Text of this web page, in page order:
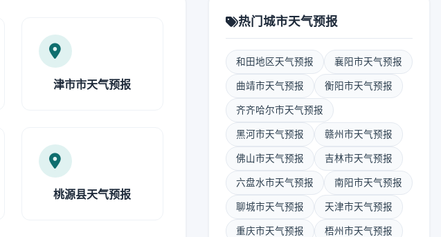
津市市天气预报
桃源县天气预报
热门城市天气预报
和田地区天气预报 襄阳市天气预报
曲靖市天气预报 衡阳市天气预报
齐齐哈尔市天气预报
黑河市天气预报 赣州市天气预报
佛山市天气预报 吉林市天气预报
六盘水市天气预报 南阳市天气预报
聊城市天气预报 天津市天气预报
重庆市天气预报 梧州市天气预报